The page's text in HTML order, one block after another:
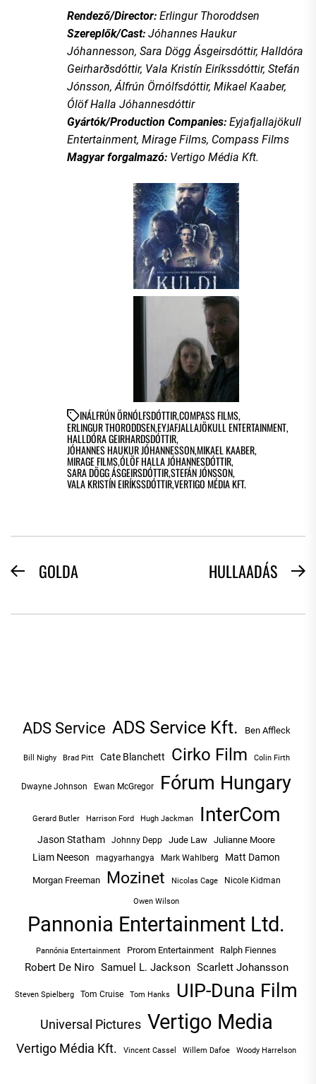
Rendező/Director: Erlingur Thoroddsen
Szereplők/Cast: Jóhannes Haukur
Jóhannesson, Sara Dögg Ásgeirsdóttir, Halldóra
Geirharðsdóttir, Vala Kristín Eiríkssdóttir, Stefán
Jónsson, Álfrún Örnólfsdóttir, Mikael Kaaber,
Ólöf Halla Jóhannesdóttir
Gyártók/Production Companies: Eyjafjallajökull
Entertainment, Mirage Films, Compass Films
Magyar forgalmazó: Vertigo Média Kft.
INÁLFRÚN ÖRNÓLFSDÓTTIR,COMPASS FILMS,
ERLINGUR THORODDSEN,EYJAFJALLAJÖKULL ENTERTAINMENT,
HALLDÓRA GEIRHARDSDÓTTIR,
JÓHANNES HAUKUR JÓHANNESSON,MIKAEL KAABER,
MIRAGE FILMS,ÓLÖF HALLA JÓHANNESDÓTTIR,
SARA DÖGG ÁSGEIRSDÓTTIR,STEFÁN JÓNSSON,
VALA KRISTÍN EIRÍKSSDÓTTIR,VERTIGO MÉDIA KFT.
BEJEGYZÉS
PreviousGOLDA HULLAADÁS
ADS Service ADS Service Kft. Ben Affleck
Bill Nighy Brad Pitt Cate Blanchett Cirko Film Colin Firth
Dwayne Johnson Ewan McGregor Fórum Hungary
Gerard Butler Harrison Ford Hugh Jackman InterCom
Jason Statham Johnny Depp Jude Law Julianne Moore
Liam Neeson magyarhangya Mark Wahlberg Matt Damon
Morgan Freeman Mozinet Nicolas Cage Nicole Kidman
Owen Wilson
Pannonia Entertainment Ltd.
Pannónia Entertainment Prorom Entertainment Ralph Fiennes
Robert De Niro Samuel L. Jackson Scarlett Johansson
Steven Spielberg Tom Cruise Tom Hanks UIP-Duna Film
Universal Pictures Vertigo Media
Vertigo Média Kft. Vincent Cassel Willem Dafoe Woody Harrelson